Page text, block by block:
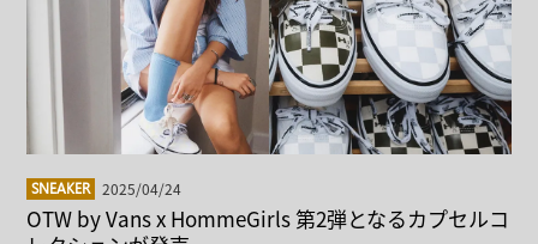
SNEAKER 2025/04/24
OTW by Vans x HommeGirls 第2弾となるカプセルコ